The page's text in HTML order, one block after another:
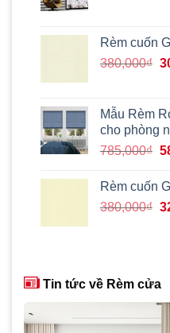
Rèm cuốn
380,000₫
Mẫu Rèm
cho phòng
785,000₫
Rèm cuốn
380,000₫
Tin tức về Rèm cửa